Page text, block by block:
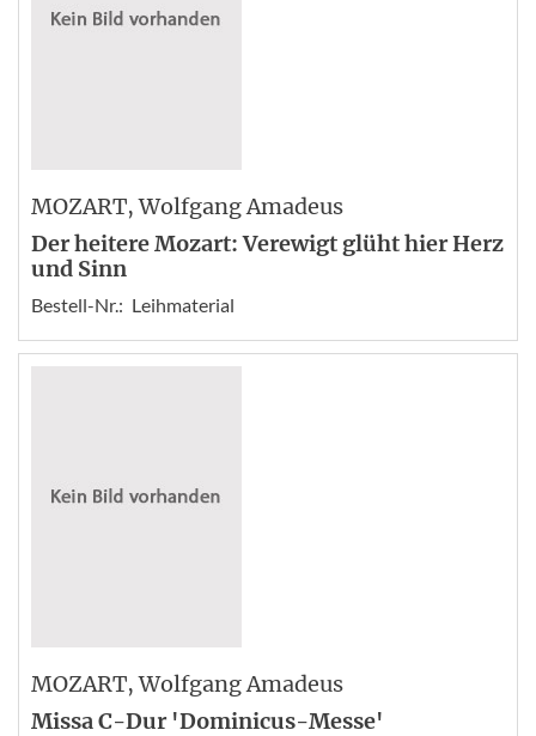
MOZART, Wolfgang Amadeus
Der heitere Mozart: Verewigt glüht hier Herz
und Sinn
Bestell-Nr.: Leihmaterial
MOZART, Wolfgang Amadeus
Missa C-Dur 'Dominicus-Messe'